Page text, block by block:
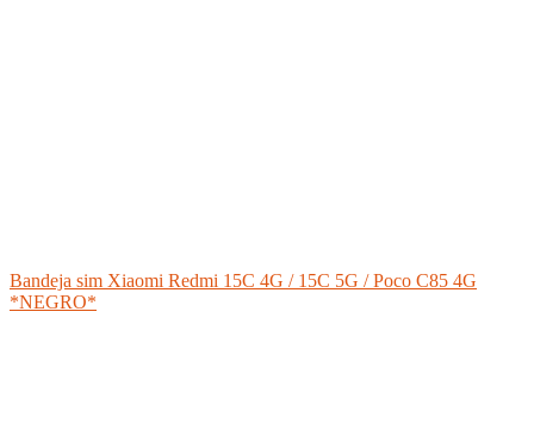
Bandeja sim Xiaomi Redmi 15C 4G / 15C 5G / Poco C85 4G
*NEGRO*